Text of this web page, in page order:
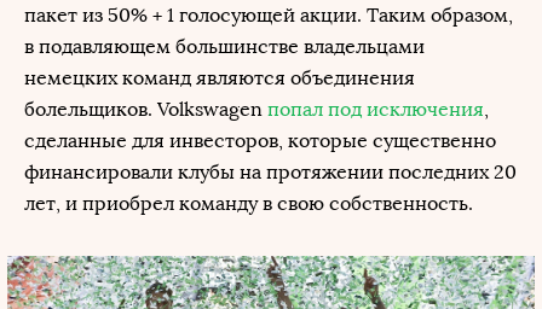
пакет из 50% + 1 голосующей акции. Таким образом,
в подавляющем большинстве владельцами
немецких команд являются объединения
болельщиков. Volkswagen попал под исключения,
сделанные для инвесторов, которые существенно
финансировали клубы на протяжении последних 20
лет, и приобрел команду в свою собственность.